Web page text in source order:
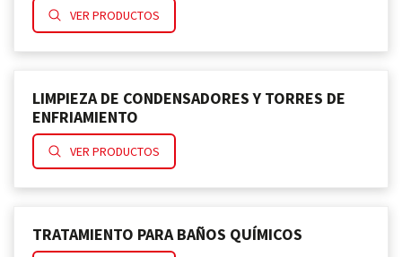
VER PRODUCTOS
LIMPIEZA DE CONDENSADORES Y TORRES DE
ENFRIAMIENTO
VER PRODUCTOS
TRATAMIENTO PARA BAÑOS QUÍMICOS